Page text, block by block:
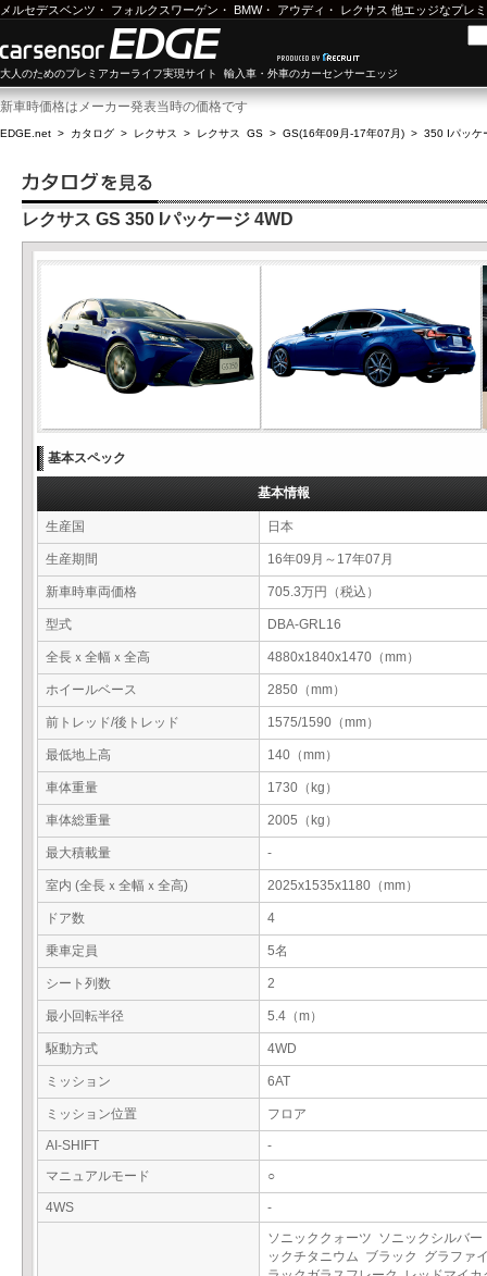
メルセデスベンツ ・ フォルクスワーゲン ・ BMW・ アウディ ・ レクサス 他エッジなプレ
大人のためのプレミアカーライフ実現サイト 輸入車・外車のカーセンサーエッジ
新車時価格はメーカー発表当時の価格です
EDGE.net > カタログ > レクサス > レクサス GS > GS(16年09月-17年07月) > 350 Iパッケ
レクサス GS 350 Iパッケージ 4WD
基本スペック
基本情報
生産国 日本
生産期間 16年09月～17年07月
新車時車両価格 705.3万円（税込）
型式 DBA-GRL16
全長ｘ全幅ｘ全高 4880x1840x1470（mm）
ホイールベース 2850（mm）
前トレッド/後トレッド 1575/1590（mm）
最低地上高 140（mm）
車体重量 1730（kg）
車体総重量 2005（kg）
最大積載量 -
室内 (全長ｘ全幅ｘ全高) 2025x1535x1180（mm）
ドア数 4
乗車定員 5名
シート列数 2
最小回転半径 5.4（m）
駆動方式 4WD
ミッション 6AT
ミッション位置 フロア
AI-SHIFT
-
マニュアルモード
○
4WS -
ソニッククォーツ ソニックシルバ
ックチタニウム ブラック グラファ